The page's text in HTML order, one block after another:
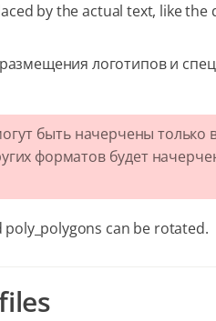
by the actual text, like
логотипов и
быть начерчены только
форматов будет
can be rotated.